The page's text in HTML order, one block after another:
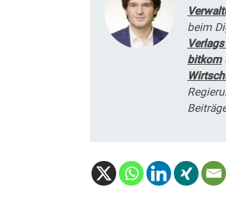
beim
bitkom